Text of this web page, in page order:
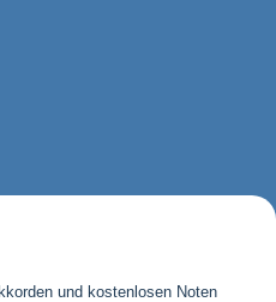
und kostenlosen Noten